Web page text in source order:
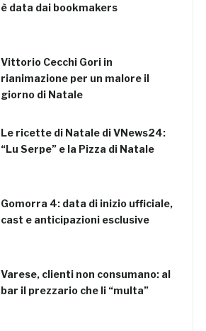
è data dai bookmakers
Vittorio Cecchi Gori in
rianimazione per un malore il
giorno di Natale
Le ricette di Natale di VNews24:
“Lu Serpe” e la Pizza di Natale
Gomorra 4: data di inizio ufficiale,
cast e anticipazioni esclusive
Varese, clienti non consumano: al
bar il prezzario che li “multa”